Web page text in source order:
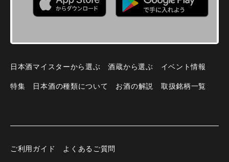
日本酒マイスターから選ぶ 酒蔵から選ぶ イベント情報
特集 日本酒の種類について お酒の解説 取扱銘柄一覧
ご利用ガイド よくあるご質問